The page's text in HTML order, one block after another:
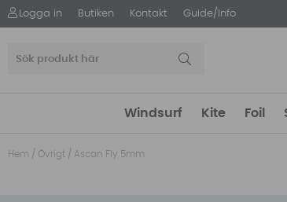
Logga in Butiken Kontakt Guide/Info
Windsurf Kite Foil
Hem / Övrigt / Ascan Fly 5mm